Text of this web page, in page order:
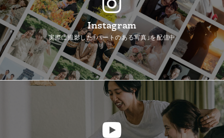
Instagram
実際に撮影した「ハートのある写真」を配信中